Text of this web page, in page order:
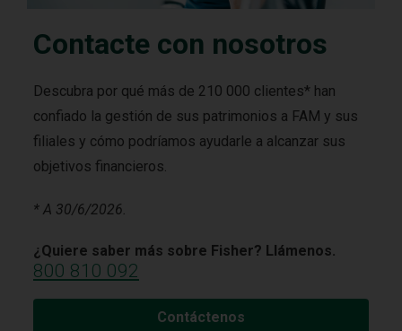
Contacte con nosotros
Descubra por qué más de 210 000 clientes* han
confiado la gestión de sus patrimonios a FAM y sus
filiales y cómo podríamos ayudarle a alcanzar sus
objetivos financieros.
* A 30/6/2026.
¿Quiere saber más sobre Fisher? Llámenos.
800 810 092
Contáctenos